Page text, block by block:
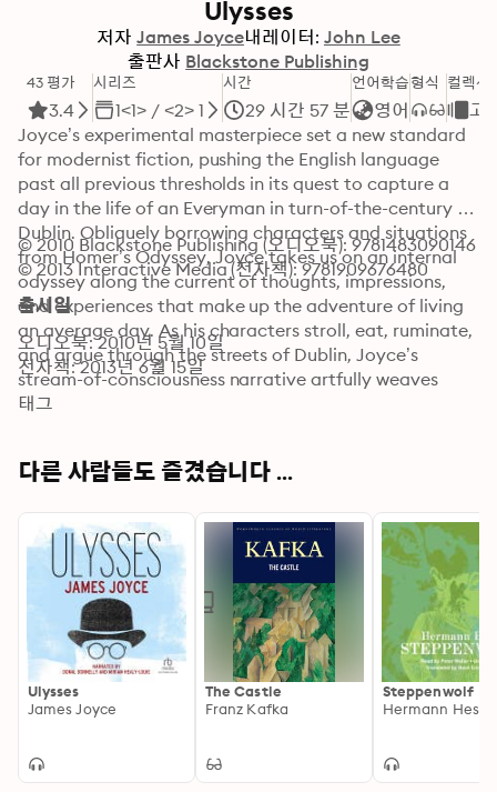
Ulysses
저자 James Joyce내레이터: John Lee
출판사 Blackstone Publishing
43 평가
3.4
시리즈
1<1> / <2> 1
시간
29 시간 57 분
언어학습
영어
형식 컬렉션
고
Joyce’s experimental masterpiece set a new standard
for modernist fiction, pushing the English language
past all previous thresholds in its quest to capture a
day in the life of an Everyman in turn-of-the-century
Dublin. Obliquely borrowing characters and situations
from Homer’s Odyssey, Joyce takes us on an internal
odyssey along the current of thoughts, impressions,
and experiences that make up the adventure of living
an average day. As his characters stroll, eat, ruminate,
and argue through the streets of Dublin, Joyce’s
stream-of-consciousness narrative artfully weaves
events, emotions, and memories in a free flow of
considered controversial and challenging but always
© 2010 Blackstone Publishing (오디오북): 9781483090146
© 2013 Interactive Media (전자책): 9781909676480
출시일
오디오북: 2010년 5월 10일
전자책: 2013년 6월 15일
태그
다른 사람들도 즐겼습니다 ...
Ulysses
James Joyce
The Castle
Franz Kafka
Steppenwolf
Hermann Hesse